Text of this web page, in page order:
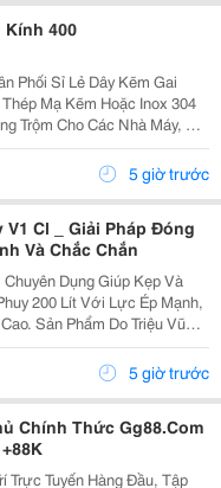
400
Phối Sỉ Lẻ Dây Kẽm Gai
Mạ Kẽm Hoặc Inox 304
Trộm Cho Các Nhà Máy, Xí
Nhà Ở Khu Dân Cư...
Thép Gai Hình Dao: Size :...
5 giờ trước
Cl _ Giải Pháp Đóng
Và Chắc Chắn
Dụng Giúp Kẹp Và
200 Lít Với Lực Ép Mạnh,
Sản Phẩm Do Triệu Vũ
Hợp Cho Các Doanh
Đóng Nắp Thùng Phuy
5 giờ trước
Chính Thức Gg88.Com
Trực Tuyến Hàng Đầu, Tập